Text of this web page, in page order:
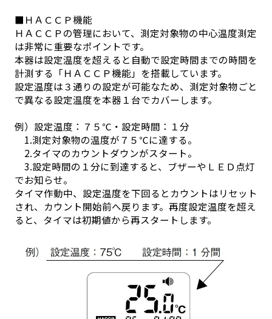
■ＨＡＣＣＰ機能
ＨＡＣＣＰの管理において、測定対象物の中心温度測定
は非常に重要なポイントです。
本器は設定温度を超えると自動で設定時間までの時間を
計測する「ＨＡＣＣＰ機能」を搭載しています。
設定温度は３通りの設定が可能なため、測定対象物ごと
で異なる設定温度を本器１台でカバーします。
例）設定温度：７５℃・設定時間：１分
1.測定対象物の温度が７５℃に達する。
2.タイマのカウントダウンがスタート。
3.設定時間の１分に到達すると、ブザーやＬＥＤ点灯
でお知らせ。
タイマ作動中、設定温度を下回るとカウントはリセット
され、カウント開始前へ戻ります。再度設定温度を超え
ると、タイマは初期値から再スタートします。